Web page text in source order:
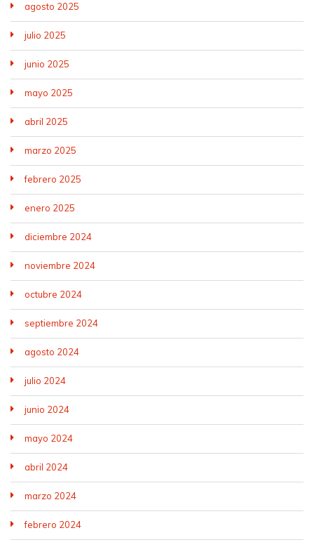
agosto 2025
julio 2025
junio 2025
mayo 2025
abril 2025
marzo 2025
febrero 2025
enero 2025
diciembre 2024
noviembre 2024
octubre 2024
septiembre 2024
agosto 2024
julio 2024
junio 2024
mayo 2024
abril 2024
marzo 2024
febrero 2024